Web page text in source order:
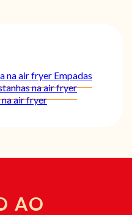
na air fryer Empadas
na air fryer
na air fryer
AO